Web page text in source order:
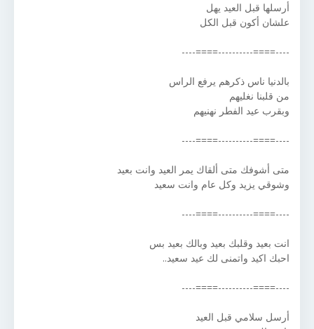
أرسلها قبل العيد يهل
علشان أكون قبل الكل
----====----------====----
بالدنيا ناس ذكرهم يرفع الراس
من قلبنا نغليهم
وبقرب عيد الفطر نهنيهم
----====----------====----
متى أشوفك متى ألقاك يمر العيد وانت بعيد
وشوقي يزيد وكل عام وانت سعيد
----====----------====----
انت بعيد وقلبك بعيد وبالك بعيد بس
احبك اكيد واتمنى لك عيد سعيد..
----====----------====----
أرسل سلامي قبل العيد